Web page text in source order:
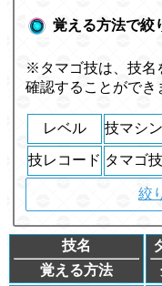
覚える方法で絞
※タマゴ技は、技名
確認することができ
レベル 技マシン
技レコード タマゴ技
絞
技名
覚える方法